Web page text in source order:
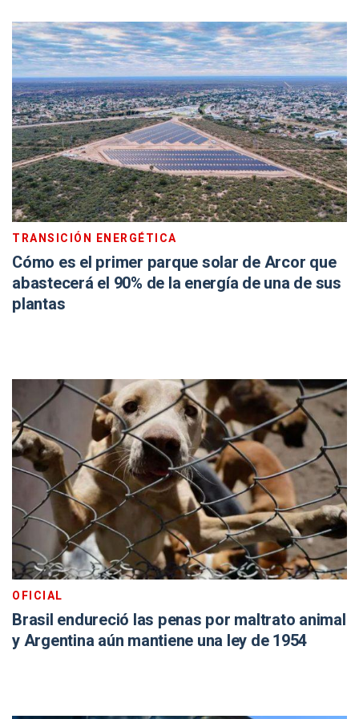
TRANSICIÓN ENERGÉTICA
Cómo es el primer parque solar de Arcor que
abastecerá el 90% de la energía de una de sus
plantas
OFICIAL
Brasil endureció las penas por maltrato animal
y Argentina aún mantiene una ley de 1954